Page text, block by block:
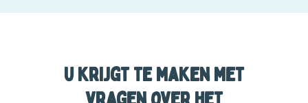
U krijgt te maken met
vragen over het